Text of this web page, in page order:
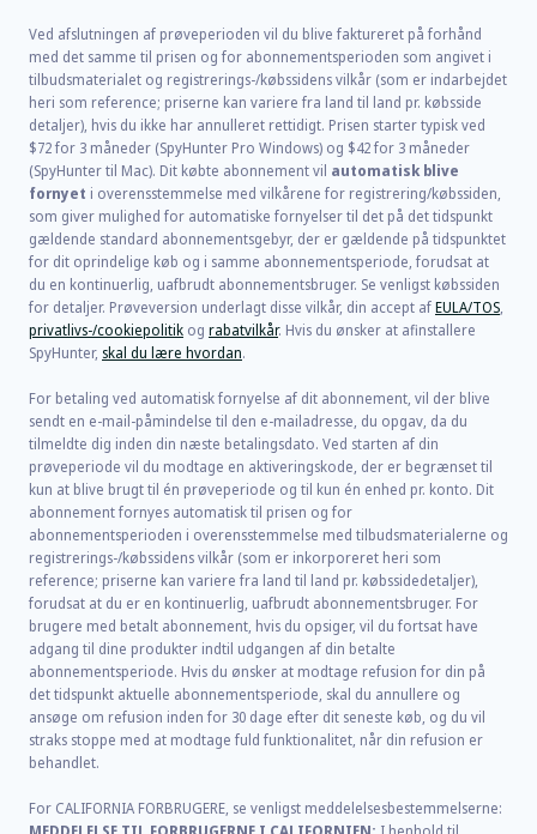
Ved afslutningen af prøveperioden vil du blive faktureret på forhånd
med det samme til prisen og for abonnementsperioden som angivet i
tilbudsmaterialet og registrerings-/købssidens vilkår (som er indarbejdet
heri som reference; priserne kan variere fra land til land pr. købsside
detaljer), hvis du ikke har annulleret rettidigt. Prisen starter typisk ved
$72for 3 måneder (SpyHunter Pro Windows) og $42for 3 måneder
(SpyHunter til Mac). Dit købte abonnement vil automatisk blive
fornyet i overensstemmelse med vilkårene for registrering/købssiden,
som giver mulighed for automatiske fornyelser til det på det tidspunkt
gældende standard abonnementsgebyr, der er gældende på tidspunktet
for dit oprindelige køb og i samme abonnementsperiode, forudsat at
du en kontinuerlig, uafbrudt abonnementsbruger. Se venligst købssiden
for detaljer. Prøveversion underlagt disse vilkår, din accept afEULA/TOS,
privatlivs-/cookiepolitik og rabatvilkår. Hvis du ønsker at afinstallere
SpyHunter, skal du lære hvordan.
For betaling ved automatisk fornyelse af dit abonnement, vil der blive
sendt en e-mail-påmindelse til den e-mailadresse, du opgav, da du
tilmeldte dig inden din næste betalingsdato. Ved starten af din
prøveperiode vil du modtage en aktiveringskode, der er begrænset til
kun at blive brugt til én prøveperiode og til kun én enhed pr. konto. Dit
abonnement fornyes automatisk til prisen og for
abonnementsperioden i overensstemmelse med tilbudsmaterialerne og
registrerings-/købssidens vilkår (som er inkorporeret heri som
reference; priserne kan variere fra land til land pr. købssidedetaljer),
forudsat at du er en kontinuerlig, uafbrudt abonnementsbruger. For
brugere med betalt abonnement, hvis du opsiger, vil du fortsat have
adgang til dine produkter indtil udgangen af din betalte
abonnementsperiode. Hvis du ønsker at modtage refusion for din på
det tidspunkt aktuelle abonnementsperiode, skal du annullere og
ansøge om refusion inden for 30 dage efter dit seneste køb, og du vil
straks stoppe med at modtage fuld funktionalitet, når din refusion er
behandlet.
For CALIFORNIA FORBRUGERE, se venligst meddelelsesbestemmelserne: